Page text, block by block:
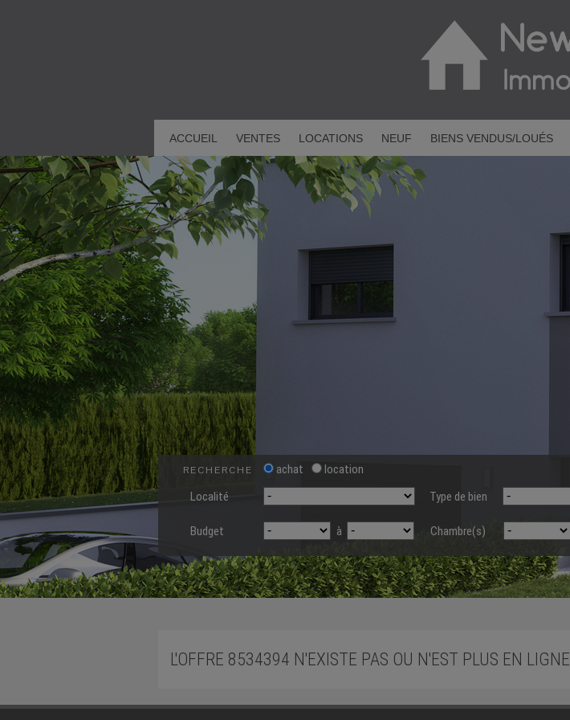
ACCUEIL VENTES LOCATIONS NEUF BIENS VENDUS/LOUÉS
RECHERCHE achat
location
Localité
Type de bien
Budget à Chambre(s)
L'OFFRE 8534394 N'EXISTE PAS OU N'EST PLUS EN LIGNE